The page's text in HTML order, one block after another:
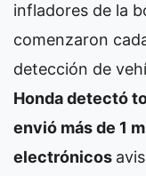
infladores de la
comenzaron
detección de
Honda detectó
envió más de 1
electrónicos